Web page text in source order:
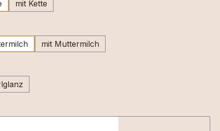
mit Kette
mit Muttermilch